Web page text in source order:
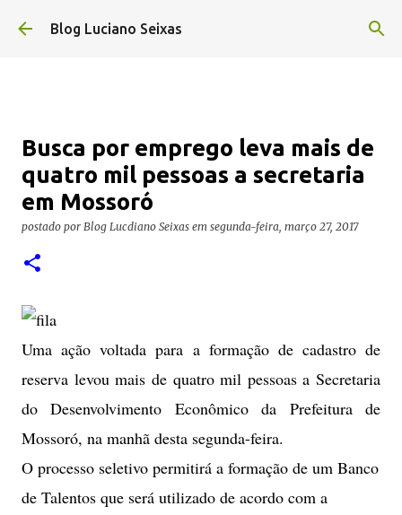
Pular para o conteúdo principal
Blog Luciano Seixas
Busca por emprego leva mais de
quatro mil pessoas a secretaria
em Mossoró
postado por Blog Lucdiano Seixas em segunda-feira, março 27, 2017
Uma ação voltada para a formação de cadastro de
reserva levou mais de quatro mil pessoas a Secretaria
do Desenvolvimento Econômico da Prefeitura de
Mossoró, na manhã desta segunda-feira.
O processo seletivo permitirá a formação de um Banco
de Talentos que será utilizado de acordo com a